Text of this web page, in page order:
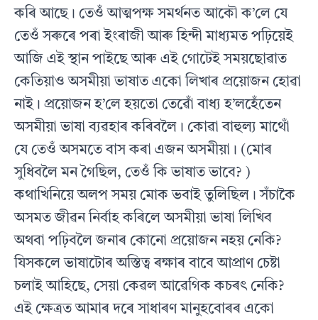
কৰি আছে। তেওঁ আত্মপক্ষ সমৰ্থনত আকৌ ক’লে যে
তেওঁ সৰুৰে পৰা ইংৰাজী আৰু হিন্দী মাধ্যমত পঢ়িয়েই
আজি এই স্থান পাইছে আৰু এই গোটেই সময়ছোৱাত
কেতিয়াও অসমীয়া ভাষাত একো লিখাৰ প্ৰয়োজন হোৱা
নাই। প্ৰয়োজন হ’লে হয়তো তেৱোঁ বাধ্য হ’লহেঁতেন
অসমীয়া ভাষা ব্যৱহাৰ কৰিবলৈ। কোৱা বাহুল্য মাথোঁ
যে তেওঁ অসমতে বাস কৰা এজন অসমীয়া। (মোৰ
সুধিবলৈ মন গৈছিল, তেওঁ কি ভাষাত ভাবে? )
কথাখিনিয়ে অলপ সময় মোক ভবাই তুলিছিল। সঁচাকৈ
অসমত জীৱন নিৰ্বাহ কৰিলে অসমীয়া ভাষা লিখিব
অথবা পঢ়িবলৈ জনাৰ কোনো প্ৰয়োজন নহয় নেকি?
যিসকলে ভাষাটোৰ অস্তিত্ব ৰক্ষাৰ বাবে আপ্ৰাণ চেষ্টা
চলাই আহিছে, সেয়া কেৱল আৱেগিক কচৰৎ নেকি?
এই ক্ষেত্ৰত আমাৰ দৰে সাধাৰণ মানুহবোৰৰ একো